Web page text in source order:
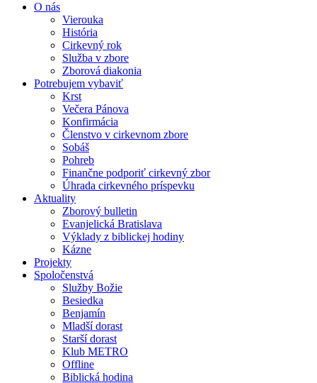
O nás
Vierouka
História
Cirkevný rok
Služba v zbore
Zborová diakonia
Potrebujem vybaviť
Krst
Večera Pánova
Konfirmácia
Členstvo v cirkevnom zbore
Sobáš
Pohreb
Finančne podporiť cirkevný zbor
Úhrada cirkevného príspevku
Aktuality
Zborový bulletin
Evanjelická Bratislava
Výklady z biblickej hodiny
Kázne
Projekty
Spoločenstvá
Služby Božie
Besiedka
Benjamín
Mladší dorast
Starší dorast
Klub METRO
Offline
Biblická hodina